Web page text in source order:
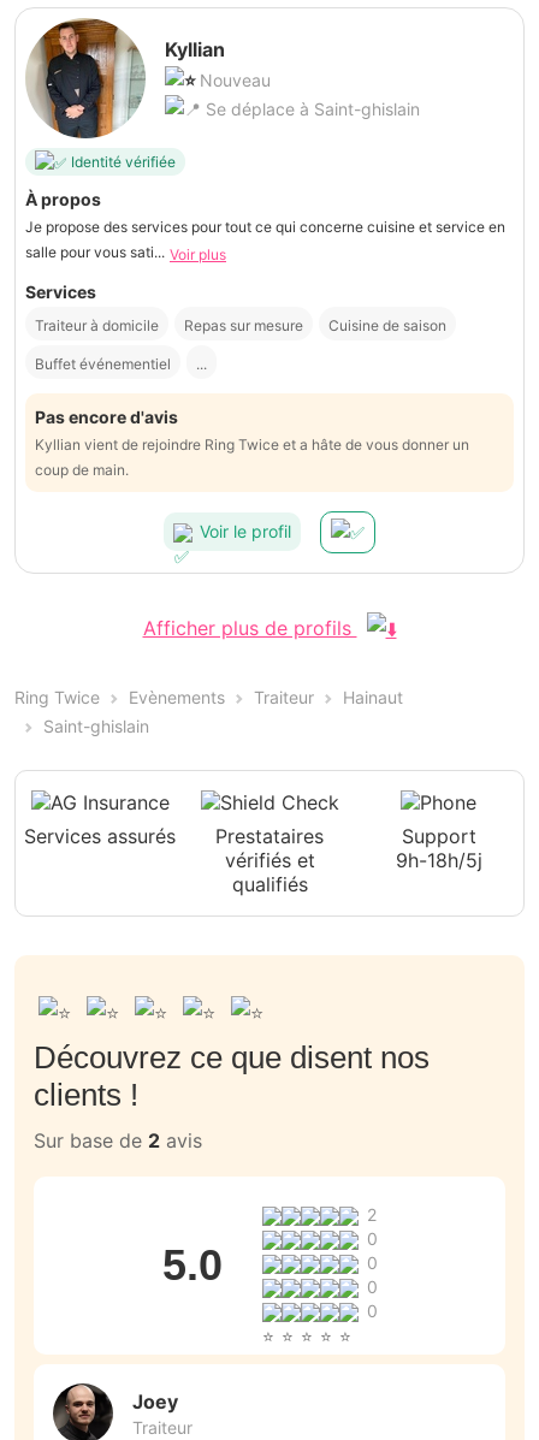
Kyllian
Nouveau
Se déplace à Saint-ghislain
Identité vérifiée
À propos
Je propose des services pour tout ce qui concerne cuisine et service en
salle pour vous sati... Voir plus
Services
Traiteur à domicile Repas sur mesure Cuisine de saison
Buffet événementiel ...
Pas encore d'avis
Kyllian vient de rejoindre Ring Twice et a hâte de vous donner un
coup de main.
Voir le profil
Afficher plus de profils
Ring Twice Evènements Traiteur
Hainaut
Saint-ghislain
Services assurés
Prestataires
vérifiés et
qualifiés
Support
9h-18h/5j
Découvrez ce que disent nos
clients !
Sur base de 2 avis
5.0
2
0
0
0
0
Joey
Traiteur